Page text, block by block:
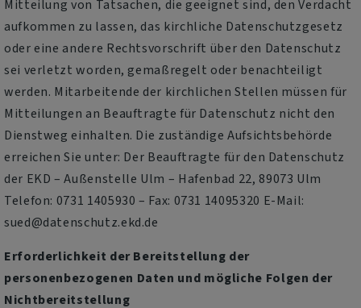
Mitteilung von Tatsachen, die geeignet sind, den Verdacht
aufkommen zu lassen, das kirchliche Datenschutzgesetz
oder eine andere Rechtsvorschrift über den Datenschutz
sei verletzt worden, gemaßregelt oder benachteiligt
werden. Mitarbeitende der kirchlichen Stellen müssen für
Mitteilungen an Beauftragte für Datenschutz nicht den
Dienstweg einhalten. Die zuständige Aufsichtsbehörde
erreichen Sie unter: Der Beauftragte für den Datenschutz
der EKD – Außenstelle Ulm – Hafenbad 22, 89073 Ulm
Telefon: 0731 1405930 – Fax: 0731 14095320 E-Mail:
sued@datenschutz.ekd.de
Erforderlichkeit der Bereitstellung der
personenbezogenen Daten und mögliche Folgen der
Nichtbereitstellung